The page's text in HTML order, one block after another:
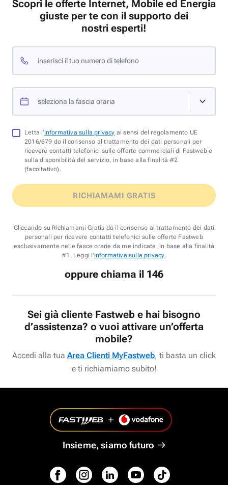
Scopri le offerte Internet, Mobile ed Energia
giuste per te con il supporto dei
nostri esperti!
inserisci il tuo numero di telefono
seleziona la fascia oraria
Letta l'informativa sulla privacy ai sensi del regolamento UE
2016/679 do il consenso al trattamento dei dati personali per
ricevere contatti telefonici sulle offerte commerciali di Fastweb e
sulla disponibilità del servizio, in base alla finalità #2
(facoltativo).
RICHIAMAMI GRATIS
Cliccando su Richiamami Gratis do il consenso al trattamento dei dati
personali per ricevere contatti telefonici sulle offerte Fastweb
esclusivamente nelle fasce orarie da me indicate, in base alla finalità
#1. Leggi l'informativa sulla privacy.
oppure chiama il 146
Sei già cliente Fastweb e hai bisogno
d’assistenza? o vuoi attivare un’offerta
mobile?
Accedi alla tua Area Clienti MyFastweb, ti basta un click
e ti richiamiamo subito!
Insieme, siamo futuro